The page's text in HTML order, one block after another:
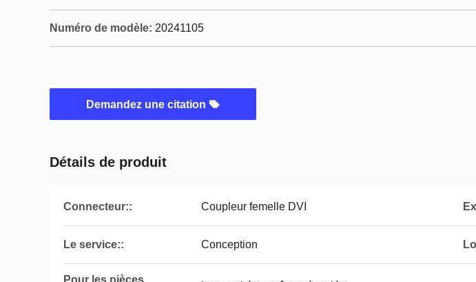
Numéro de modèle: 20241105
Demandez une citation
Détails de produit
Connecteur:: Coupleur femelle DVI
Le service:: Conception
Pour les pièces